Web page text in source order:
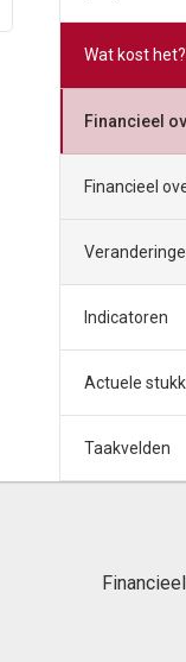
Wat kost het?
Financieel
Financieel
Indicatoren
Actuele
Taakvelden